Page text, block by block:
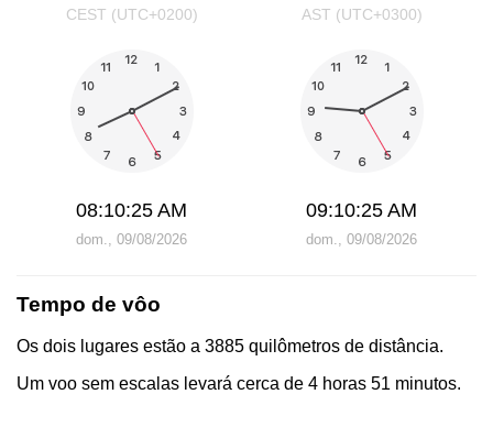
CEST (UTC+0200)
08:10:25 AM
dom., 09/08/2026
AST (UTC+0300)
09:10:25 AM
dom., 09/08/2026
Tempo de vôo
Os dois lugares estão a 3885 quilômetros de distância.
Um voo sem escalas levará cerca de 4 horas 51 minutos.